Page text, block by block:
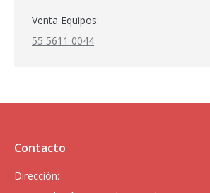
Venta Equipos:
55 5611 0044
Contacto
Dirección: